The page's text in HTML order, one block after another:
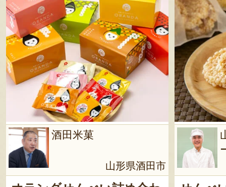
酒田米菓
山形県酒田市